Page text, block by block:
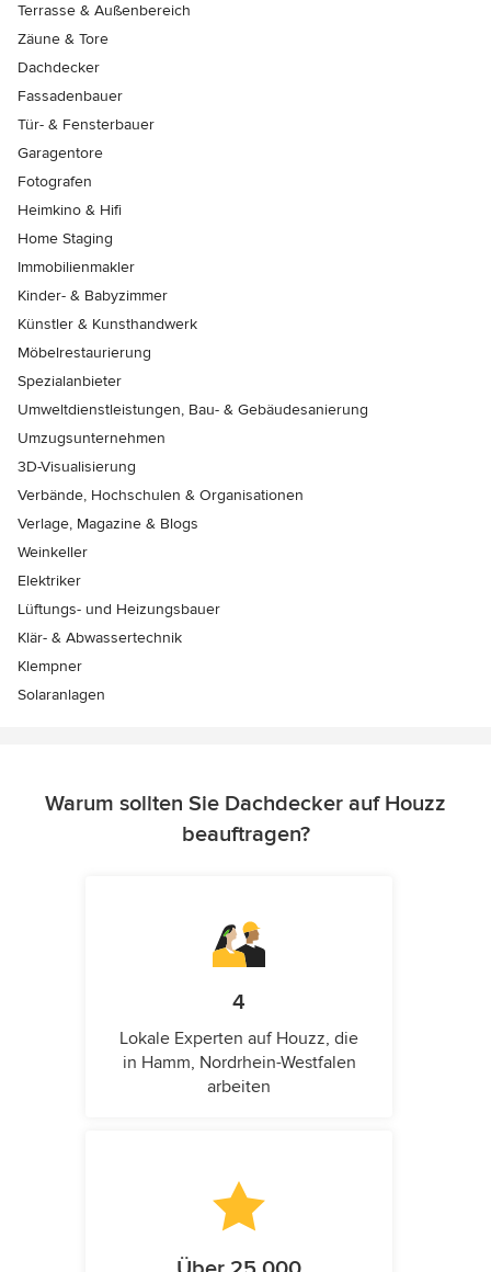
Terrasse & Außenbereich
Zäune & Tore
Dachdecker
Fassadenbauer
Tür- & Fensterbauer
Garagentore
Fotografen
Heimkino & Hifi
Home Staging
Immobilienmakler
Kinder- & Babyzimmer
Künstler & Kunsthandwerk
Möbelrestaurierung
Spezialanbieter
Umweltdienstleistungen, Bau- & Gebäudesanierung
Umzugsunternehmen
3D-Visualisierung
Verbände, Hochschulen & Organisationen
Verlage, Magazine & Blogs
Weinkeller
Elektriker
Lüftungs- und Heizungsbauer
Klär- & Abwassertechnik
Klempner
Solaranlagen
Warum sollten Sie Dachdecker auf Houzz
beauftragen?
4
Lokale Experten auf Houzz, die
in Hamm, Nordrhein-Westfalen
arbeiten